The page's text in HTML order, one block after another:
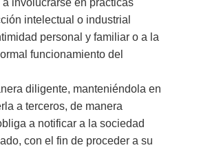
involucrarse en prácticas
intelectual o industrial
personal y familiar o a la
funcionamiento del
diligente, manteniéndola en
a terceros, de manera
a notificar a la sociedad
con el fin de proceder a su